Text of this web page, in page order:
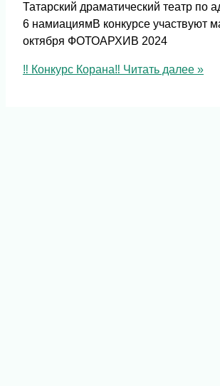
Татарский драматический театр по
6 намиациямВ конкурсе участвуют
октября ФОТОАРХИВ 2024
‼️ Конкурс Корана‼️ Читать далее »